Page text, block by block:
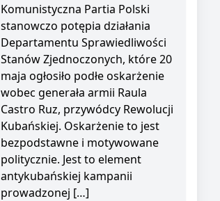
Komunistyczna Partia Polski
stanowczo potępia działania
Departamentu Sprawiedliwości
Stanów Zjednoczonych, które 20
maja ogłosiło podłe oskarżenie
wobec generała armii Raula
Castro Ruz, przywódcy Rewolucji
Kubańskiej. Oskarżenie to jest
bezpodstawne i motywowane
politycznie. Jest to element
antykubańskiej kampanii
prowadzonej […]